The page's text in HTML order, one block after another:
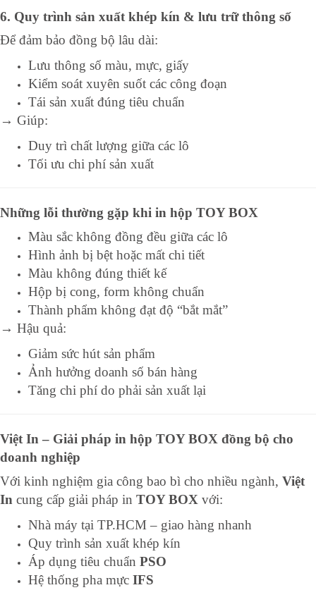
6. Quy trình sản xuất khép kín & lưu trữ thông số
Để đảm bảo đồng bộ lâu dài:
Lưu thông số màu, mực, giấy
Kiểm soát xuyên suốt các công đoạn
Tái sản xuất đúng tiêu chuẩn
→ Giúp:
Duy trì chất lượng giữa các lô
Tối ưu chi phí sản xuất
Những lỗi thường gặp khi in hộp TOY BOX
Màu sắc không đồng đều giữa các lô
Hình ảnh bị bệt hoặc mất chi tiết
Màu không đúng thiết kế
Hộp bị cong, form không chuẩn
Thành phẩm không đạt độ “bắt mắt”
→ Hậu quả:
Giảm sức hút sản phẩm
Ảnh hưởng doanh số bán hàng
Tăng chi phí do phải sản xuất lại
Việt In – Giải pháp in hộp TOY BOX đồng bộ cho
doanh nghiệp
Với kinh nghiệm gia công bao bì cho nhiều ngành, Việt
In cung cấp giải pháp in TOY BOX với:
Nhà máy tại TP.HCM – giao hàng nhanh
Quy trình sản xuất khép kín
Áp dụng tiêu chuẩn PSO
Hệ thống pha mực IFS